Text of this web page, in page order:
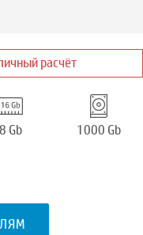
расчёт
8 Gb 1000 Gb